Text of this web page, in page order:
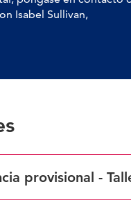
Isabel Sullivan,
provisional -